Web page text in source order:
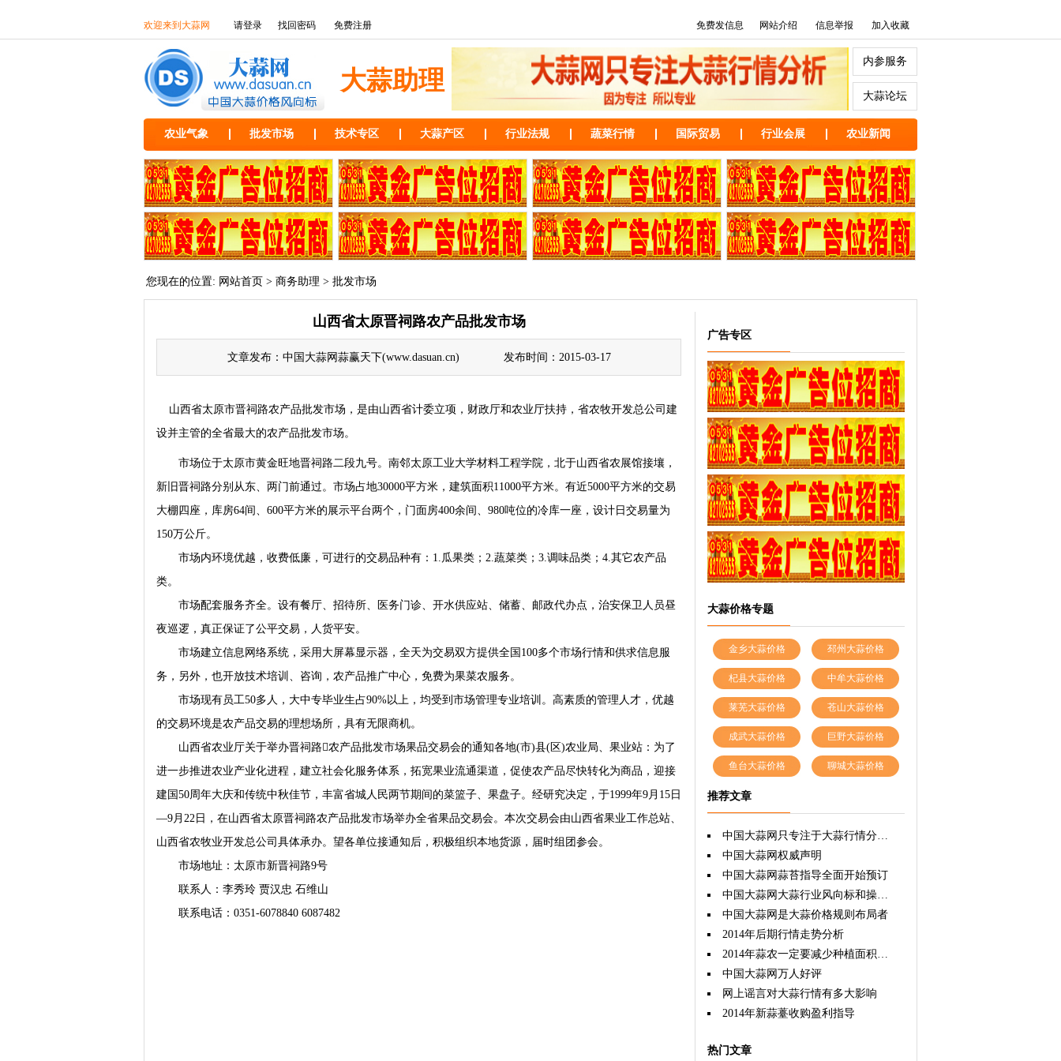
免费发信息 网站介绍 信息举报 加入收藏
欢迎来到大蒜网 请登录 找回密码 免费注册
内参服务
大蒜论坛
大蒜助理
农业气象 批发市场 技术专区 大蒜产区 行业法规 蔬菜行情 国际贸易 行业会展 农业新闻
您现在的位置: 网站首页 > 商务助理 > 批发市场
广告专区
大蒜价格专题
金乡大蒜价格 邳州大蒜价格
杞县大蒜价格 中牟大蒜价格
莱芜大蒜价格 苍山大蒜价格
成武大蒜价格 巨野大蒜价格
鱼台大蒜价格 聊城大蒜价格
推荐文章
中国大蒜网只专注于大蒜行情分析，因为专注所以专业权威！
中国大蒜网权威声明
中国大蒜网蒜苔指导全面开始预订
中国大蒜网大蒜行业风向标和操盘手
中国大蒜网是大蒜价格规则布局者
2014年后期行情走势分析
2014年蒜农一定要减少种植面积，这样才能双赢。
中国大蒜网万人好评
网上谣言对大蒜行情有多大影响
2014年新蒜薹收购盈利指导
热门文章
山西省太原晋祠路农产品批发市场
文章发布：中国大蒜网蒜赢天下(www.dasuan.cn) 发布时间：2015-03-17
山西省太原市晋祠路农产品批发市场，是由山西省计委立项，财政厅和农业厅扶持，省农牧开发总公司建
设并主管的全省最大的农产品批发市场。
市场位于太原市黄金旺地晋祠路二段九号。南邻太原工业大学材料工程学院，北于山西省农展馆接壤，
新旧晋祠路分别从东、两门前通过。市场占地30000平方米，建筑面积11000平方米。有近5000平方米的交易
大棚四座，库房64间、600平方米的展示平台两个，门面房400余间、980吨位的冷库一座，设计日交易量为
150万公斤。
市场内环境优越，收费低廉，可进行的交易品种有：1.瓜果类；2.蔬菜类；3.调味品类；4.其它农产品
类。
市场配套服务齐全。设有餐厅、招待所、医务门诊、开水供应站、储蓄、邮政代办点，治安保卫人员昼
夜巡逻，真正保证了公平交易，人货平安。
市场建立信息网络系统，采用大屏幕显示器，全天为交易双方提供全国100多个市场行情和供求信息服
务，另外，也开放技术培训、咨询，农产品推广中心，免费为果菜农服务。
市场现有员工50多人，大中专毕业生占90%以上，均受到市场管理专业培训。高素质的管理人才，优越
的交易环境是农产品交易的理想场所，具有无限商机。
山西省农业厅关于举办晋祠路农产品批发市场果品交易会的通知各地(市)县(区)农业局、果业站：为了
进一步推进农业产业化进程，建立社会化服务体系，拓宽果业流通渠道，促使农产品尽快转化为商品，迎接
建国50周年大庆和传统中秋佳节，丰富省城人民两节期间的菜篮子、果盘子。经研究决定，于1999年9月15日
—9月22日，在山西省太原晋祠路农产品批发市场举办全省果品交易会。本次交易会由山西省果业工作总站、
山西省农牧业开发总公司具体承办。望各单位接通知后，积极组织本地货源，届时组团参会。
市场地址：太原市新晋祠路9号
联系人：李秀玲 贾汉忠 石维山
联系电话：0351-6078840 6087482